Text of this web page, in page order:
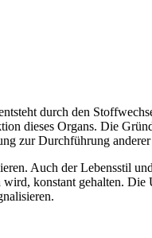
durch den
dieses Organs. Die
zur Durchführung anderer
Auch der Lebensstil
konstant gehalten.